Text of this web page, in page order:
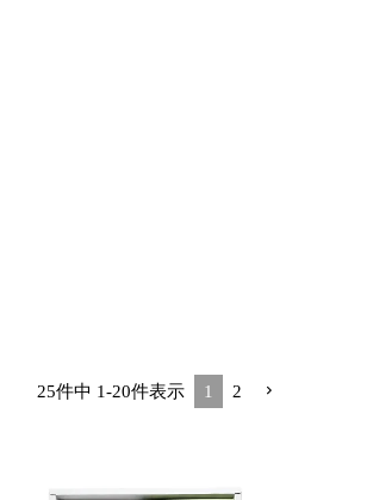
25件中 1-20件表示 1 2